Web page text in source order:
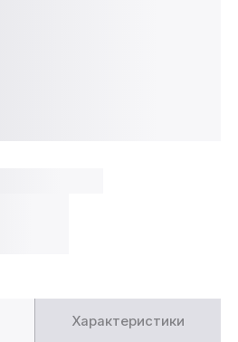
Характеристики